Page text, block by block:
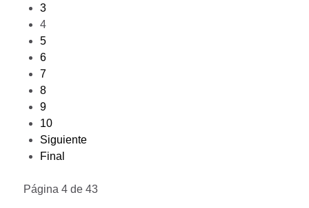
3
4
5
6
7
8
9
10
Siguiente
Final
Página 4 de 43